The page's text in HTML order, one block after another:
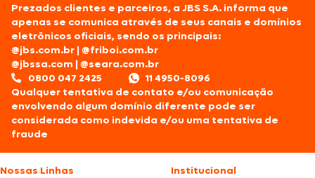
Prezados clientes e parceiros, a JBS S.A. informa que
apenas se comunica através de seus canais e domínios
eletrônicos oficiais, sendo os principais:
@jbs.com.br |@friboi.com.br
@jbssa.com |@seara.com.br
0800 047 2425
11 4950-8096
Qualquer tentativa de contato e/ou comunicação
envolvendo algum domínio diferente pode ser
considerada como indevida e/ou uma tentativa de
fraude
Nossas Linhas
Institucional